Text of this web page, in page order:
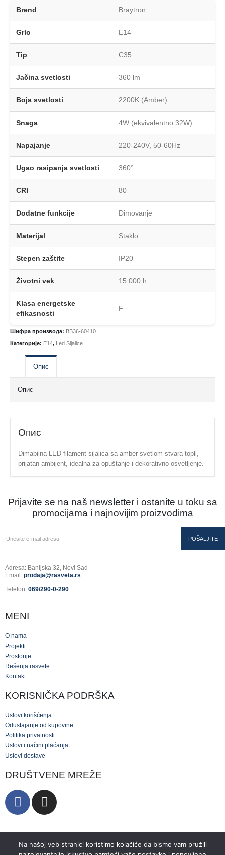
Brend Braytron
Grlo E14
Tip C35
Jačina svetlosti 360 lm
Boja svetlosti 2200K (Amber)
Snaga 4W (ekvivalentno 32W)
Napajanje 220-240V, 50-60Hz
Ugao rasipanja svetlosti 360°
CRI 80
Dodatne funkcije Dimovanje
Materijal Staklo
Stepen zaštite IP20
Životni vek 15.000 h
Klasa energetske
efikasnosti
F
Шифра производа: BB36-60410
Категорије: E14, Led Sijalice
Опис
Опис
Опис
Dimabilna LED filament sijalica sa amber svetlom stvara topli,
prijatan ambijent, idealna za opuštanje i dekorativno osvetljenje.
Prijavite se na naš newsletter i ostanite u toku sa
promocijama i najnovijim proizvodima
Adresa: Banijska 32, Novi Sad
Email: prodaja@rasveta.rs
Telefon: 069/290-0-290
MENI
O nama
Projekti
Prostorije
Rešenja rasvete
Kontakt
KORISNIČKA PODRŠKA
Uslovi korišćenja
Odustajanje od kupovine
Politika privatnosti
Uslovi i načini plaćanja
Uslovi dostave
DRUŠTVENE MREŽE
Na našoj veb stranici koristimo kolačiće da bismo vam pružili